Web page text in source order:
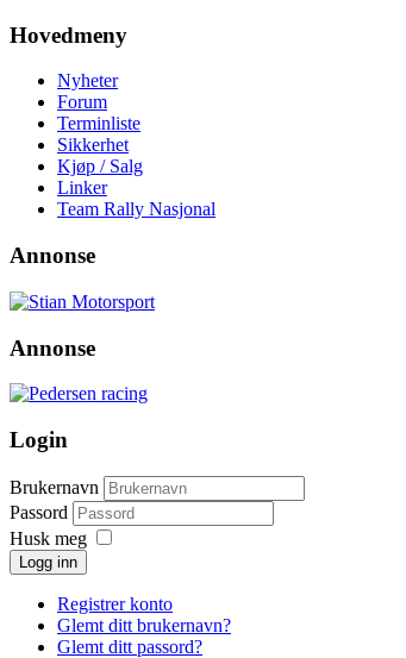
Hovedmeny
Nyheter
Forum
Terminliste
Sikkerhet
Kjøp / Salg
Linker
Team Rally Nasjonal
Annonse
Annonse
Login
Brukernavn
Passord
Husk meg
Logg inn
Registrer konto
Glemt ditt brukernavn?
Glemt ditt passord?